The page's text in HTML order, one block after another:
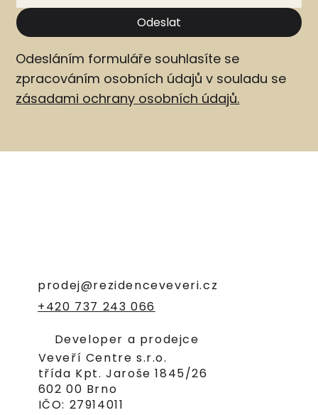
Odeslat
Odesláním formuláře souhlasíte se
zpracováním osobních údajů v souladu se
zásadami ochrany osobních údajů.
prodej@rezidenceveveri.cz
+420 737 243 066
Developer a prodejce
Veveří Centre s.r.o.
třída Kpt. Jaroše 1845/26
602 00 Brno
IČO: 27914011